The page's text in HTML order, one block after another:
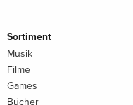
Sortiment
Musik
Filme
Games
Bücher